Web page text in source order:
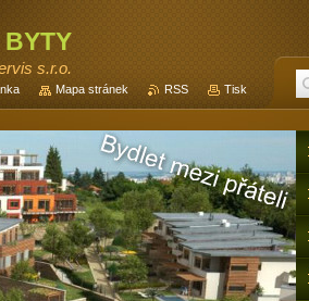
s.r.o.
Mapa stránek RSS Tisk